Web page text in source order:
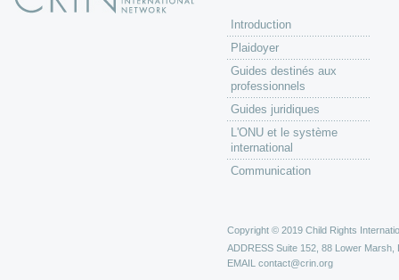
Introduction
Plaidoyer
Guides destinés aux
professionnels
Guides juridiques
L'ONU et le système
international
Communication
Copyright © 2019 Child Rights
ADDRESS Suite 152, 88 Lower Marsh,
EMAIL contact@crin.org